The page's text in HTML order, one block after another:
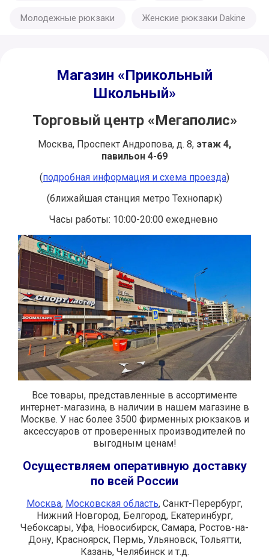
Молодежные рюкзаки Женские рюкзаки Dakine
Магазин «Прикольный
Школьный»
Торговый центр «Мегаполис»
Москва, Проспект Андропова, д. 8, этаж 4,
павильон 4-69
(подробная информация и схема проезда)
(ближайшая станция метро Технопарк)
Часы работы: 10:00-20:00 ежедневно
Все товары, представленные в ассортименте
интернет-магазина, в наличии в нашем магазине в
Москве. У нас более 3500 фирменных рюкзаков и
аксессуаров от проверенных производителей по
выгодным ценам!
Осуществляем оперативную доставку
по всей России
Москва, Московская область, Санкт-Перербург,
Нижний Новгород, Белгород, Екатеринбург,
Чебоксары, Уфа, Новосибирск, Самара, Ростов-на-
Дону, Красноярск, Пермь, Ульяновск, Тольятти,
Казань, Челябинск и т.д.